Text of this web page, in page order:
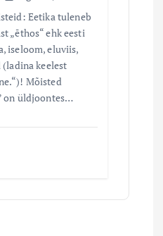
Eetika tuleneb
„ēthos“ ehk eesti
iseloom, eluviis,
keelest
Mõisted
on üldjoontes…